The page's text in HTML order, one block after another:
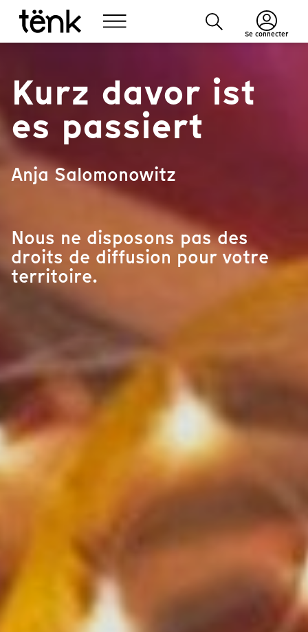
Se connecter
Kurz davor ist
es passiert
Anja Salomonowitz
Nous ne disposons pas des
droits de diffusion pour votre
territoire.